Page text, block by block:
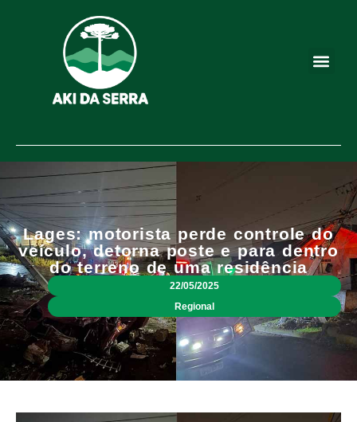
Lages: motorista perde controle do
veículo, detorna poste e para dentro
do terreno de uma residência
22/05/2025
Regional